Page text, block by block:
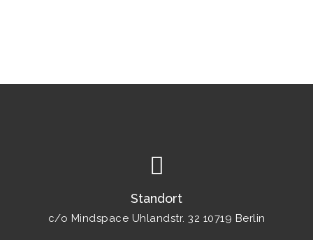
Standort
c/o Mindspace Uhlandstr. 32 10719 Berlin